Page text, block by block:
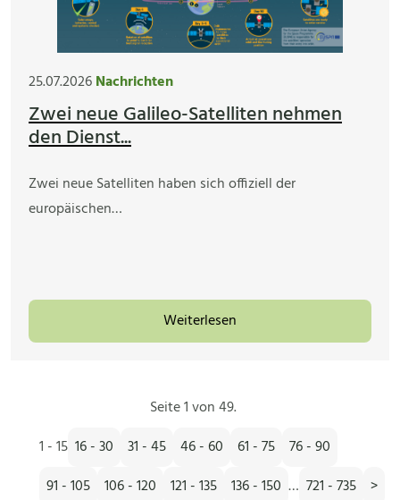
25.07.2026Nachrichten
Zwei neue Galileo-Satelliten nehmen
den Dienst...
Zwei neue Satelliten haben sich offiziell der
europäischen…
Weiterlesen
Seite 1 von 49.
1 - 15 16 - 30 31 - 45 46 - 60 61 - 75
76 - 90
91 - 105
106 - 120 121 - 135 136 - 150 … 721 - 735
>